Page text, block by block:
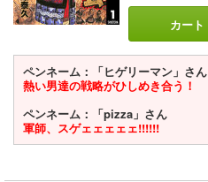
カート
ペンネーム：「ヒゲリーマン」さん
熱い男達の戦略がひしめき合う！
ペンネーム：「pizza」さん
軍師、スゲェェェェェ!!!!!!